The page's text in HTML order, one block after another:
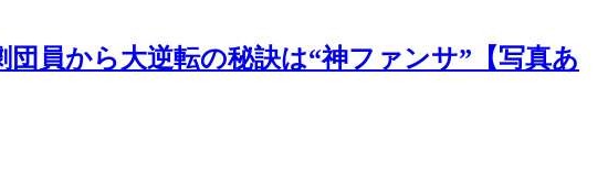
員から大逆転の秘訣は“神ファンサ”【写真あ